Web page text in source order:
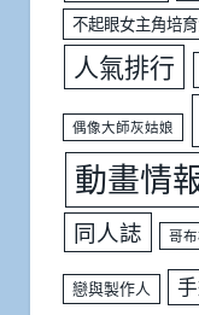
不起眼女主角培
人氣排行
偶像大師灰姑娘
動畫情
同人誌 哥
戀與製作人